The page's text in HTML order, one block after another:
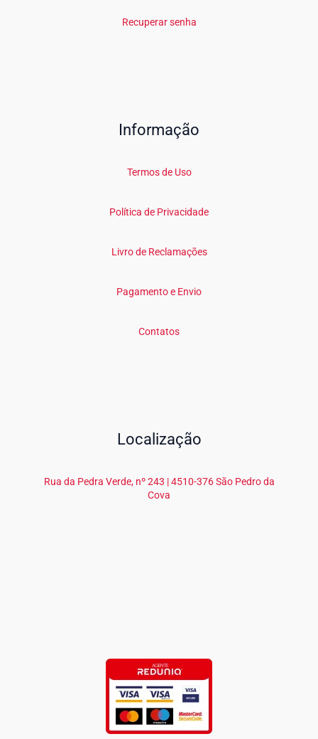
Recuperar senha
Informação
Termos de Uso
Política de Privacidade
Livro de Reclamações
Pagamento e Envio
Contatos
Localização
Rua da Pedra Verde, nº 243 | 4510-376 São Pedro da
Cova